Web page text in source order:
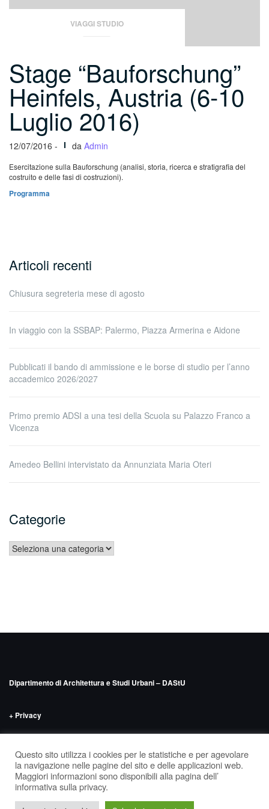
VIAGGI STUDIO
Stage “Bauforschung”
Heinfels, Austria (6-10
Luglio 2016)
12/07/2016 - da Admin
Esercitazione sulla Bauforschung (analisi, storia, ricerca e stratigrafia del
costruito e delle fasi di costruzioni).
Programma
Articoli recenti
Chiusura segreteria mese di agosto
In viaggio con la SSBAP: Palermo, Piazza Armerina e Aidone
Pubblicati il bando di ammissione e le borse di studio per l’anno
accademico 2026/2027
Primo premio ADSI a una tesi della Scuola su Palazzo Franco a
Vicenza
Amedeo Bellini intervistato da Annunziata Maria Oteri
Categorie
Categorie
Dipartimento di Architettura e Studi Urbani – DAStU
+ Privacy
‘Nave’, seminterrato
Questo sito utilizza i cookies per le statistiche e per agevolare
la navigazione nelle pagine del sito e delle applicazioni web.
Maggiori informazioni sono disponibili alla pagina dell’
informativa sulla privacy.